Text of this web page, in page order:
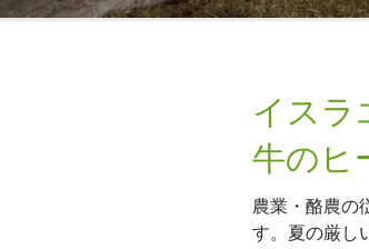
イスラ
牛のヒ
農業・酪農の
す。夏の厳し